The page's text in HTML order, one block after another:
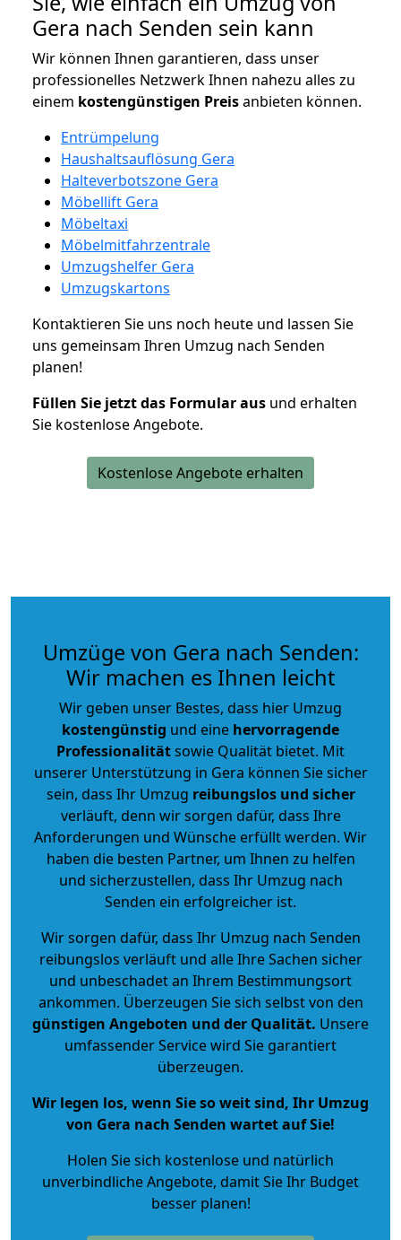
Gera nach Senden sein kann
Wir können Ihnen garantieren, dass unser
professionelles Netzwerk Ihnen nahezu alles zu
einem kostengünstigen Preisanbieten können.
Entrümpelung
Haushaltsauflösung Gera
Halteverbotszone Gera
Möbellift Gera
Möbeltaxi
Möbelmitfahrzentrale
Umzugshelfer Gera
Umzugskartons
Kontaktieren Sie uns noch heute und lassen Sie
uns gemeinsam Ihren Umzug nach Senden
planen!
Füllen Sie jetzt das Formular aus und erhalten
Sie kostenlose Angebote.
Kostenlose Angebote erhalten
Umzüge von Gera nach Senden:
Wir machen es Ihnen leicht
Wir geben unser Bestes, dass hier Umzug
kostengünstig und eine hervorragende
Professionalitätsowie Qualität bietet. Mit
unserer Unterstützung in Gera können Sie sicher
sein, dass Ihr Umzug reibungslos und sicher
verläuft, denn wir sorgen dafür, dass Ihre
Anforderungen und Wünsche erfüllt werden. Wir
haben die besten Partner, um Ihnen zu helfen
und sicherzustellen, dass Ihr Umzug nach
Senden ein erfolgreicher ist.
Wir sorgen dafür, dass Ihr Umzug nach Senden
reibungslos verläuft und alle Ihre Sachen sicher
und unbeschadet an Ihrem Bestimmungsort
ankommen. Überzeugen Sie sich selbst von den
günstigen Angeboten und der Qualität. Unsere
umfassender Service wird Sie garantiert
überzeugen.
Wir legen los, wenn Sie so weit sind, Ihr Umzug
von Gera nach Senden wartet auf Sie!
Holen Sie sich kostenlose und natürlich
unverbindliche Angebote, damit Sie Ihr Budget
besser planen!